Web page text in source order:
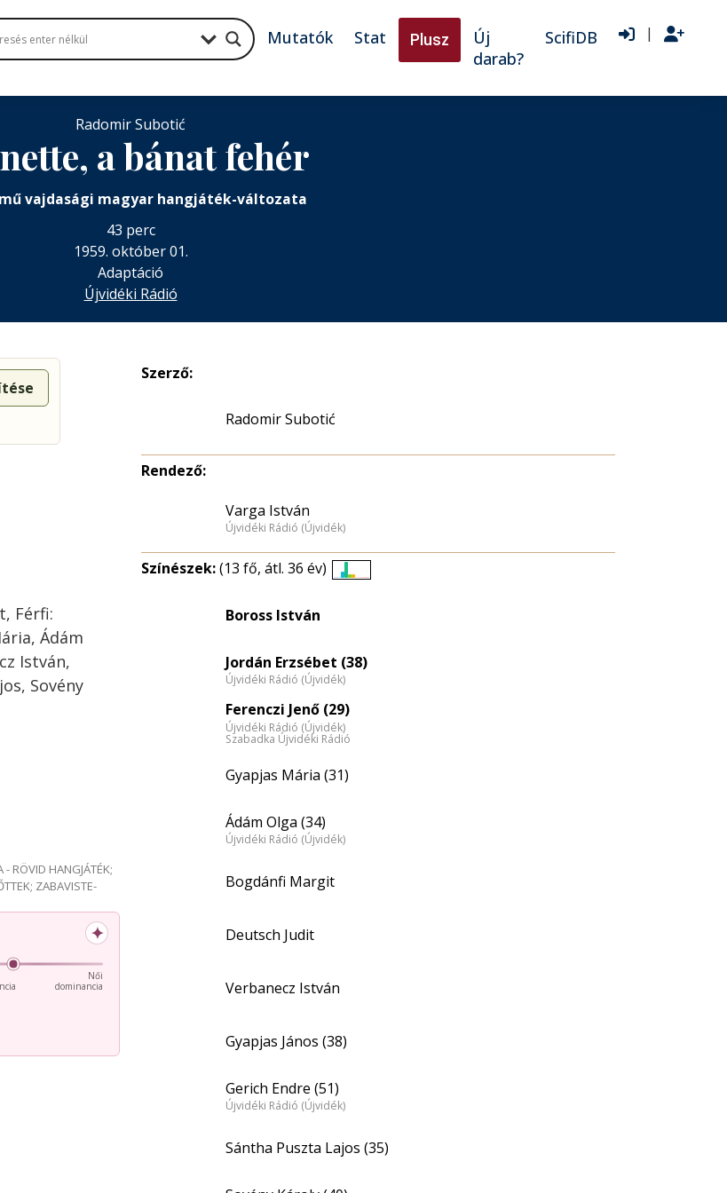
Mutatók Stat Plusz
Új
darab?
ScifiDB |
Radomir Subotić
a bánat fehér
vajdasági magyar hangjáték-változata
43 perc
1959. október 01.
Adaptáció
Újvidéki Rádió
Férfi:
Ádám
István,
Sovény
HANGJÁTÉK;
ZABAVISTE-
✦
Női
dominancia
Szerző:
Radomir Subotić
Rendező:
Varga István
Újvidéki Rádió (Újvidék)
Színészek:(13 fő, átl. 36 év)
Boross István
Jordán Erzsébet (38)
Újvidéki Rádió (Újvidék)
Ferenczi Jenő (29)
Újvidéki Rádió (Újvidék)
Szabadka Újvidéki Rádió
Gyapjas Mária (31)
Ádám Olga (34)
Újvidéki Rádió (Újvidék)
Bogdánfi Margit
Deutsch Judit
Verbanecz István
Gyapjas János (38)
Gerich Endre (51)
Újvidéki Rádió (Újvidék)
Sántha Puszta Lajos (35)